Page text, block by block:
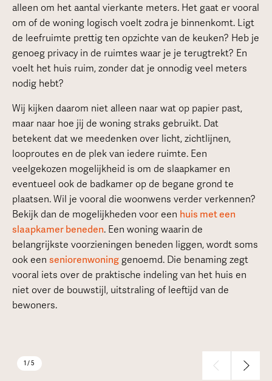
alleen om het aantal vierkante meters. Het gaat er vooral
om of de woning logisch voelt zodra je binnenkomt. Ligt
de leefruimte prettig ten opzichte van de keuken? Heb je
genoeg privacy in de ruimtes waar je je terugtrekt? En
voelt het huis ruim, zonder dat je onnodig veel meters
nodig hebt?
Wij kijken daarom niet alleen naar wat op papier past,
maar naar hoe jij de woning straks gebruikt. Dat
betekent dat we meedenken over licht, zichtlijnen,
looproutes en de plek van iedere ruimte. Een
veelgekozen mogelijkheid is om de slaapkamer en
eventueel ook de badkamer op de begane grond te
plaatsen. Wil je vooral die woonwens verder verkennen?
Bekijk dan de mogelijkheden voor een huis met een
slaapkamer beneden. Een woning waarin de
belangrijkste voorzieningen beneden liggen, wordt soms
ook een seniorenwoninggenoemd. Die benaming zegt
vooral iets over de praktische indeling van het huis en
niet over de bouwstijl, uitstraling of leeftijd van de
bewoners.
1 / 5